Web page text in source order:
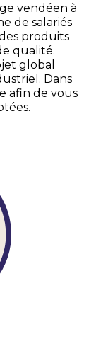
vendéen à
de salariés
produits
qualité.
global
Dans
afin de vous